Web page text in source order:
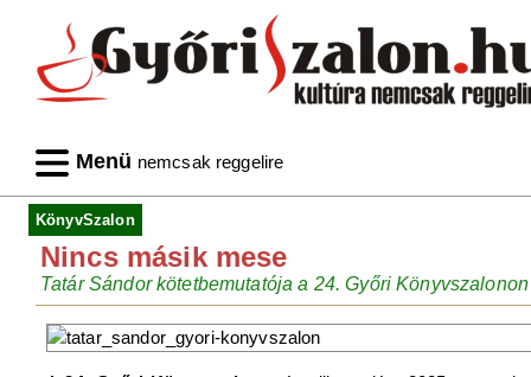
Menü nemcsak reggelire
KönyvSzalon
Nincs másik mese
Tatár Sándor kötetbemutatója a 24. Győri Könyvszalonon